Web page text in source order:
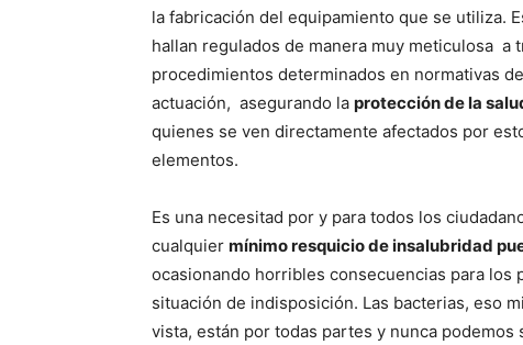
la fabricación del equipamiento que se utiliza.
hallan regulados de manera muy meticulosa a
procedimientos determinados en normativas de
actuación, asegurando la protección de la
quienes se ven directamente afectados por
elementos.
Es una necesitad por y para todos los
cualquier mínimo resquicio de insalubridad
ocasionando horribles consecuencias para los
situación de indisposición. Las bacterias, eso
vista, están por todas partes y nunca